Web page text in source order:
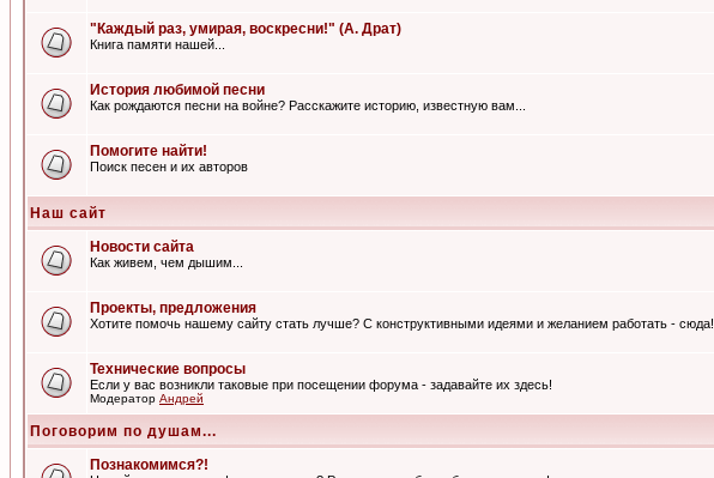
"Каждый раз, умирая, воскресни!" (А. Драт)
Книга памяти нашей...
История любимой песни
Как рождаются песни на войне? Расскажите историю, известную вам...
Помогите найти!
Поиск песен и их авторов
Наш сайт
Новости сайта
Как живем, чем дышим...
Проекты, предложения
Хотите помочь нашему сайту стать лучше? С конструктивными идеями и желанием работать - сюда!
Технические вопросы
Если у вас возникли таковые при посещении форума - задавайте их здесь!
Модератор Андрей
Поговорим по душам...
Познакомимся?!